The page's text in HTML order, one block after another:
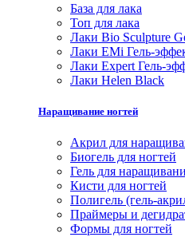
База для лака
Топ для лака
Лаки Bio Sculpture
Лаки EMi Гель-
Лаки Expert Гель-
Лаки Helen Black
Наращивание ногтей
Акрил для
Биогель для ногтей
Гель для
Кисти для ногтей
Полигель (гель-
Праймеры и
Формы для ногтей